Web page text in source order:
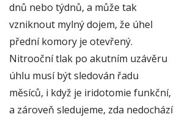
dnů nebo týdnů, a může tak
vzniknout mylný dojem, že úhel
přední komory je otevřený.
Nitrooční tlak po akutním uzávěru
úhlu musí být sledován řadu
měsíců, i když je iridotomie funkční,
a zároveň sledujeme, zda nedochází